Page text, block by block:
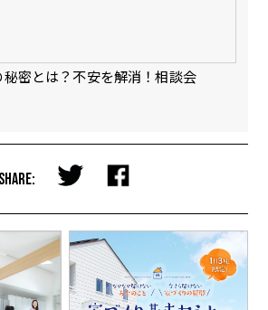
密とは？不安を解消！相談会
SHARE: